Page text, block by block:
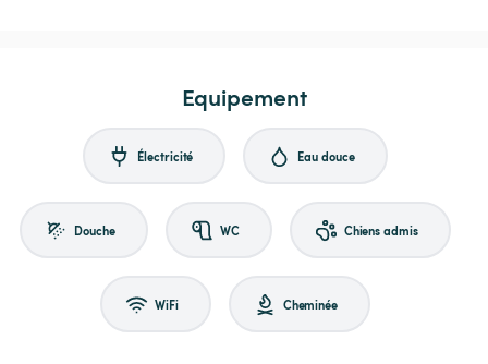
Equipement
Électricité Eau douce
Douche WC Chiens admis
WiFi Cheminée